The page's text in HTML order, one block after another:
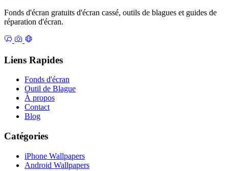
Fonds d'écran gratuits d'écran cassé, outils de blagues et guides de
réparation d'écran.
Liens Rapides
Fonds d'écran
Outil de Blague
À propos
Contact
Blog
Catégories
iPhone Wallpapers
Android Wallpapers